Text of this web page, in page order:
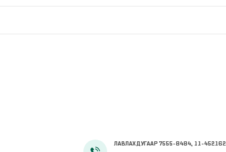
ЛАВЛАХ ДУГААР 7555-8484, 11-452162